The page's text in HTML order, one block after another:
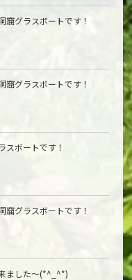
窟グラスボートです！
窟グラスボートです！
スボートです！
窟グラスボートです！
ました〜(*^_^*)